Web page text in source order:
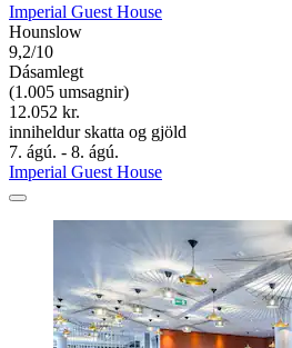
Imperial Guest House
Hounslow
9,2/10
Dásamlegt
(1.005 umsagnir)
12.052 kr.
inniheldur skatta og gjöld
7. ágú. - 8. ágú.
Imperial Guest House